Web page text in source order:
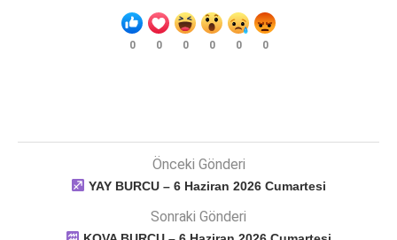
0 0 0 0 0 0
Önceki Gönderi
YAY BURCU – 6 Haziran 2026 Cumartesi
Sonraki Gönderi